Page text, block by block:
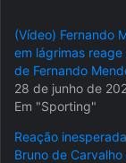
(Vídeo) Fernando
em lágrimas
de Fernando
28 de junho de
Em "Sporting"
Reação
Bruno de